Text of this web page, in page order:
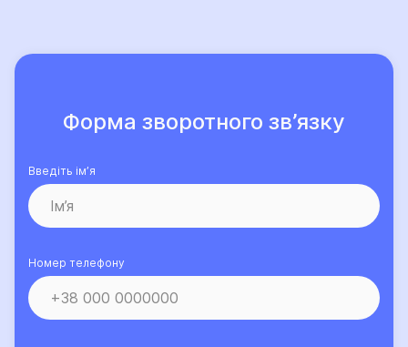
Форма зворотного зв’язку
Введіть ім’я
Номер телефону